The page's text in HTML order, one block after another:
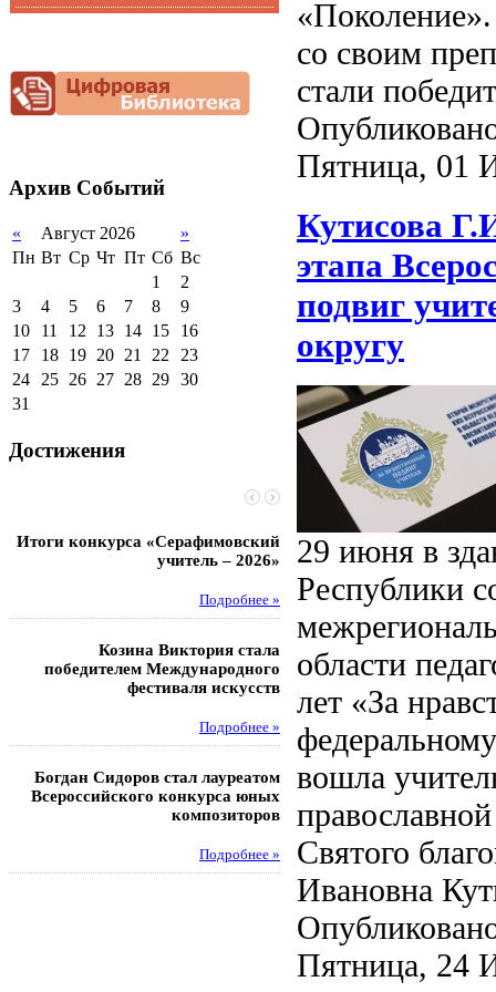
Снижение
документационной
нагрузки
Архив Событий
« Август 2026
»
Пн Вт Ср Чт Пт Сб Вс
1
2
3
4 5 6 7 8
9
10
11 12 13 14 15
16
17
18 19 20 21 22 23
24 25 26 27 28 29 30
31
Достижения
Итоги конкурса «Серафимовский
учитель – 2026»
Подробнее »
Козина Виктория стала
победителем Международного
фестиваля искусств
Подробнее »
Богдан Сидоров стал лауреатом
Всероссийского конкурса юных
композиторов
Подробнее »
Чебаненко Глеб стал
областных
Музафаров Пётр стал
турнира
Педагоги
победителями
этапа XXI
конкурса «За
со своим
стали
Пятница, 01
Кутисова
этапа
подвиг
округу
29 июня в
Республики
области
лет «За
вошла
Святого
Ивановна
Пятница, 24